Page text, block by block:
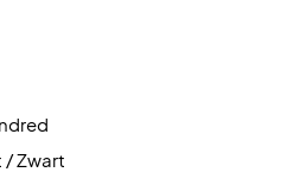
raden wij een bespanning
op 10,5 kg.
/ Zwart